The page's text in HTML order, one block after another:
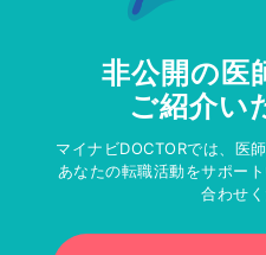
非公開の医
ご紹介い
マイナビDOCTORでは、医
あなたの転職活動をサポー
合わせく